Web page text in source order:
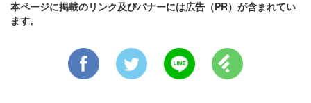
本ページに掲載のリンク及びバナーには広告（PR）が含まれてい
ます。